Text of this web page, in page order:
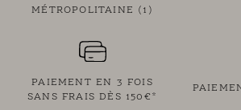
• Coloris Crème
• Modèle dessiné à Paris par notre styliste
• Largeur épaule : 37,5 cm - Longueur
taille 1
• Lucie mesure 1,72m et porte une taille 1
MÉTROPOLITAINE (1)
PAIEMENT EN 3 FOIS
SANS FRAIS DÈS 150€*